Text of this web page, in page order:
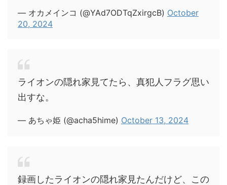
— オカメインコ (@YAd7ODTqZxirgcB) October
20, 2024
ライオンの隠れ家見てたら、真犯人フラグ思い
出すな。
— あちゃ姫 (@acha5hime) October 13, 2024
録画したライオンの隠れ家見たんだけど、この